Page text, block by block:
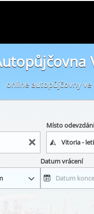
online autopůjčovny
Místo odevzdání
Datum vrácení